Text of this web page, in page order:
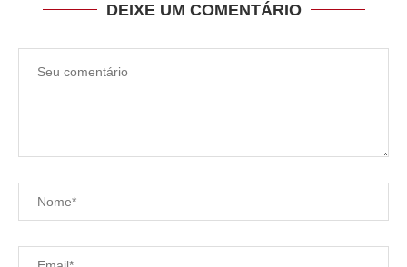
DEIXE UM COMENTÁRIO